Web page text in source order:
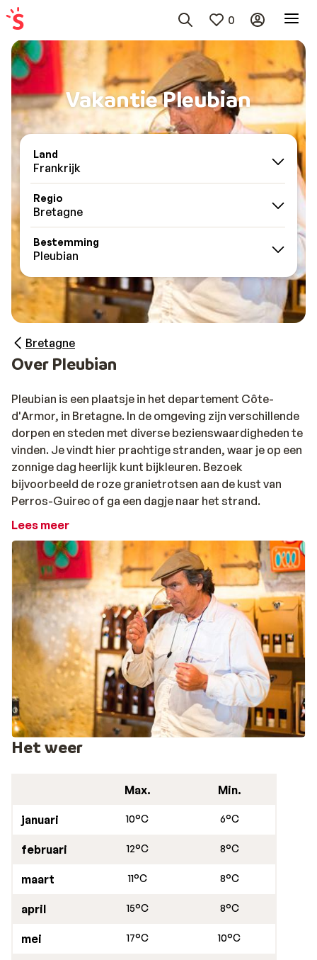
0
Vakantie Pleubian
Land
Frankrijk
Regio
Bretagne
Bestemming
Pleubian
Bretagne
Over Pleubian
Pleubian is een plaatsje in het departement Côte-
d'Armor, in Bretagne. In de omgeving zijn verschillende
dorpen en steden met diverse bezienswaardigheden te
vinden. Je vindt hier prachtige stranden, waar je op een
zonnige dag heerlijk kunt bijkleuren. Bezoek
bijvoorbeeld de roze granietrotsen aan de kust van
Perros-Guirec of ga een dagje naar het strand.
Lees meer
Het weer
Max. Min.
januari 10°C 6°C
februari 12°C 8°C
maart 11°C 8°C
april 15°C 8°C
mei 17°C 10°C